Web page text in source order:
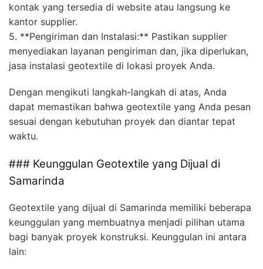
kontak yang tersedia di website atau langsung ke
kantor supplier.
5. **Pengiriman dan Instalasi:** Pastikan supplier
menyediakan layanan pengiriman dan, jika diperlukan,
jasa instalasi geotextile di lokasi proyek Anda.
Dengan mengikuti langkah-langkah di atas, Anda
dapat memastikan bahwa geotextile yang Anda pesan
sesuai dengan kebutuhan proyek dan diantar tepat
waktu.
### Keunggulan Geotextile yang Dijual di
Samarinda
Geotextile yang dijual di Samarinda memiliki beberapa
keunggulan yang membuatnya menjadi pilihan utama
bagi banyak proyek konstruksi. Keunggulan ini antara
lain: